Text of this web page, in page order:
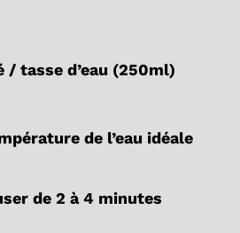
tasse d’eau (250ml)
de l’eau idéale
de 2 à 4 minutes